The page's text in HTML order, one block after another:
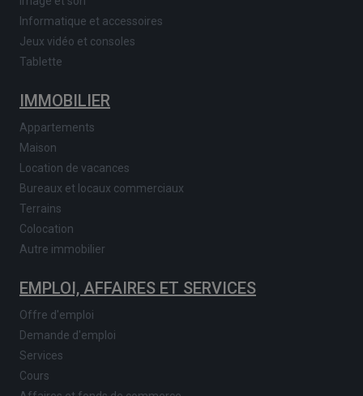
Informatique et accessoires
Jeux vidéo et consoles
Tablette
IMMOBILIER
Appartements
Maison
Location de vacances
Bureaux et locaux commerciaux
Terrains
Colocation
Autre immobilier
EMPLOI, AFFAIRES ET SERVICES
Offre d'emploi
Demande d'emploi
Services
Cours